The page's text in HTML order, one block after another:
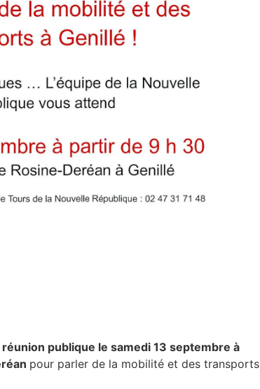
réunion publique le samedi 13 septembre à
pour parler de la mobilité et des transports